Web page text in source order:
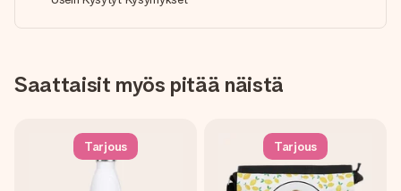
Saattaisit myös pitää näistä
Tarjous Tarjous